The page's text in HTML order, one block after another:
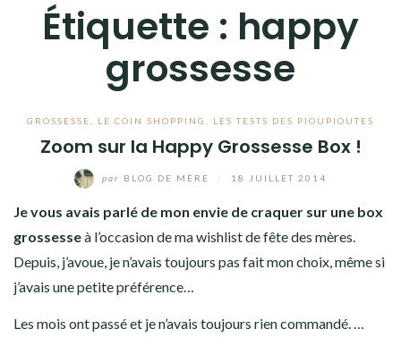
Étiquette : happy
grossesse
GROSSESSE LE COIN SHOPPING LES TESTS DES PIOUPIOUTES
Zoom sur la Happy Grossesse Box !
par BLOG DE MÈRE 18 JUILLET 2014
Je vous avais parlé de mon envie de craquer sur une box
grossesseà l’occasion dema wishlist de fête des mères.
Depuis, j’avoue, je n’avais toujours pas fait mon choix, même si
j’avais une petite préférence…
Les mois ont passé et je n’avais toujours rien commandé. …